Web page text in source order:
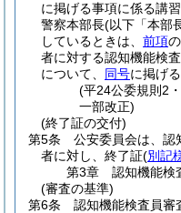
に掲げる事項に係る講
警察本部長(以下「本部
しているときは、 前項
者に対する認知機能検査
について、 同号に掲げ
(平24公委規則2
一部改正)
(終了証の交付)
第5条
公安委員会は、認
者に対し、終了証(別記
第3章
認知機能検
(審査の基準)
第6条
認知機能検査員審